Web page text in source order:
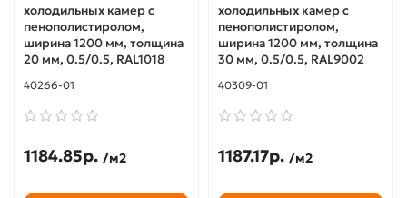
холодильных камер с
пенополистиролом,
ширина 1200 мм, толщина
20 мм, 0.5/0.5, RAL1018
40266-01
1184.85р. /м2
холодильных камер с
пенополистиролом,
ширина 1200 мм, толщина
30 мм, 0.5/0.5, RAL9002
40309-01
1187.17р. /м2